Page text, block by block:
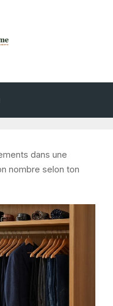
dans une
nombre selon ton